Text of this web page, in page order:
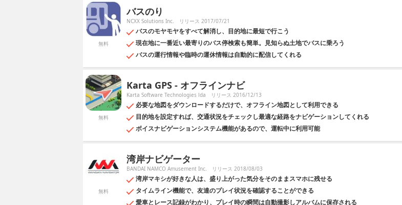
無料
バスのり
NCXX Solutions Inc. リリース 2017/07/21
バスのモヤモヤをすべて解消し、目的地に最短で行こう
現在地に一番近い最寄りのバス停検索も簡単。見知らぬ土地でバスに乗ろう
バスの運行情報や臨時の運休情報は自動的に配信してくれる
無料
Karta GPS - オフラインナビ
Karta Software Technologies lda リリース 2016/12/13
必要な地図をダウンロードするだけで、オフライン地図として利用できる
目的地を設定すれば、交通状況をチェックし最適な経路をナビゲーションしてくれる
ボイスナビゲーションシステム機能があるので、運転中に利用可能
無料
湾岸ナビゲーター
BANDAI NAMCO Amusement Inc. リリース 2018/08/03
湾岸マキシが好きな人は、盛り上がった気分をそのままスマホに残せる
タイムライン機能で、友達のプレイ状況を確認することができる
愛車とレース記録がわかり、プレイ時の瞬間は自動撮影しアルバムに保存される